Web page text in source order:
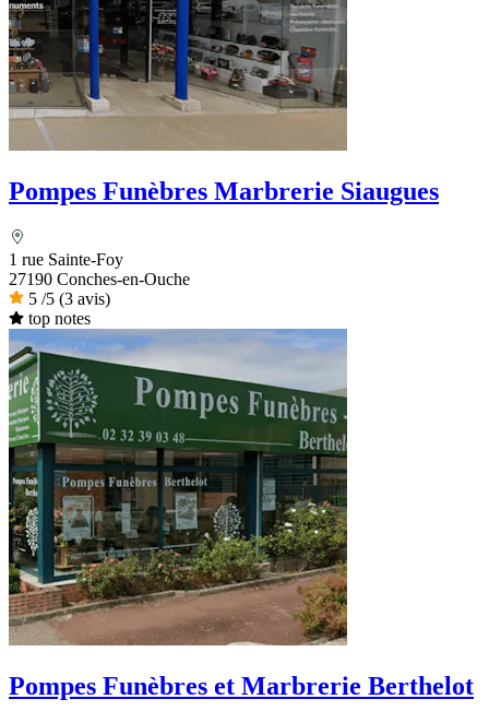
Pompes Funèbres Marbrerie Siaugues
1 rue Sainte-Foy
27190 Conches-en-Ouche
5 /5 (3 avis)
top notes
Pompes Funèbres et Marbrerie Berthelot